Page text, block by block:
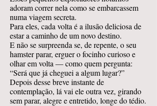
adoram correr nela como se embarcassem
numa viagem secreta.
Para eles, cada volta é a ilusão deliciosa de
estar a caminho de um novo destino.
E não se surpreenda se, de repente, o seu
hamster parar, erguer o focinho curioso e
olhar em volta — como quem pergunta:
“Será que já cheguei a algum lugar?”
Depois desse breve instante de
contemplação, lá vai ele outra vez, girando
sem parar, alegre e entretido, longe do tédio.